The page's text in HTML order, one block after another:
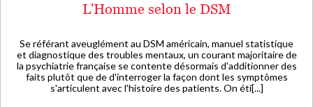
L'Homme selon le DSM
Se référant aveuglément au DSM américain, manuel statistique
et diagnostique des troubles mentaux, un courant majoritaire de
la psychiatrie française se contente désormais d'additionner des
faits plutôt que de d'interroger la façon dont les symptômes
s'articulent avec l'histoire des patients. On éti[...]